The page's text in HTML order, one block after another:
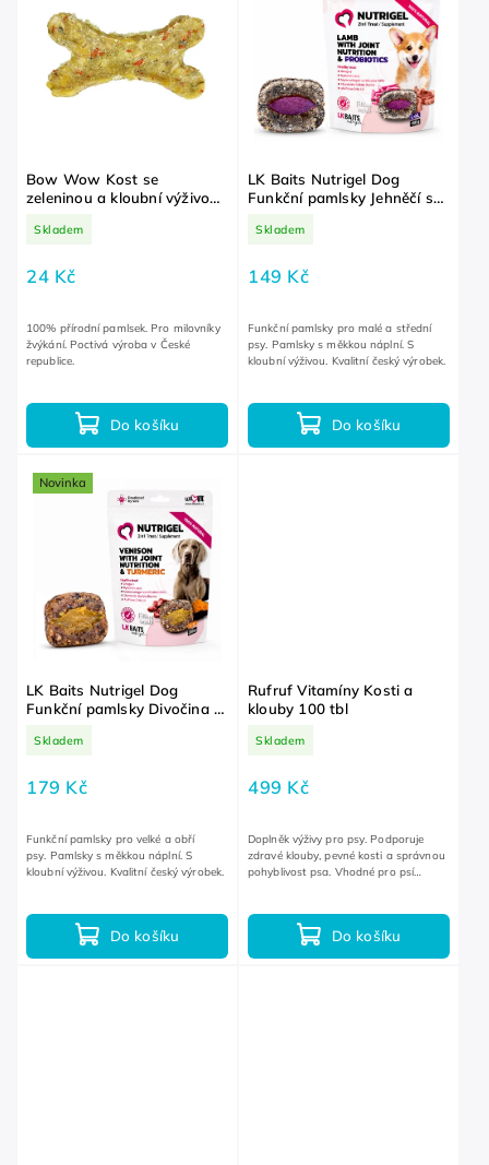
Bow Wow Kost se
zeleninou a kloubní výživou
oddělení
Skladem
24 Kč
Do košíku
100% přírodní pamlsek. Pro milovníky
žvýkání. Poctivá výroba v České
republice.
LK Baits Nutrigel Dog
Funkční pamlsky Jehněčí s
S-M 150 g
Skladem
149 Kč
Do košíku
Funkční pamlsky pro malé a střední
psy. Pamlsky s měkkou náplní. S
kloubní výživou. Kvalitní český výrobek.
Novinka
LK Baits Nutrigel Dog
Funkční pamlsky Divočina s
L-XL 200 g
Skladem
179 Kč
Do košíku
Funkční pamlsky pro velké a obří
psy. Pamlsky s měkkou náplní. S
kloubní výživou. Kvalitní český výrobek.
Rufruf Vitamíny Kosti a
klouby 100 tbl
Skladem
499 Kč
Do košíku
Doplněk výživy pro psy. Podporuje
zdravé klouby, pevné kosti a správnou
pohyblivost psa. Vhodné pro psí